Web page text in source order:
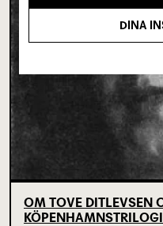
OM TOVE DITLEVSEN
DINA